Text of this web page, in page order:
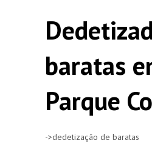
baratas
Parque
->dedetização de baratas